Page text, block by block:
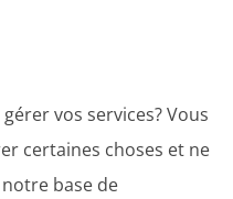
vos services? Vous
certaines choses et ne
base de